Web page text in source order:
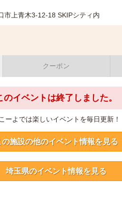
市上青木3-12-18 SKIPシティ内
クーポン
のイベントは終了しました。
ーよでは楽しいイベントを毎日更新！
の施設の他のイベント情報を見る
埼玉県のイベント情報を見る